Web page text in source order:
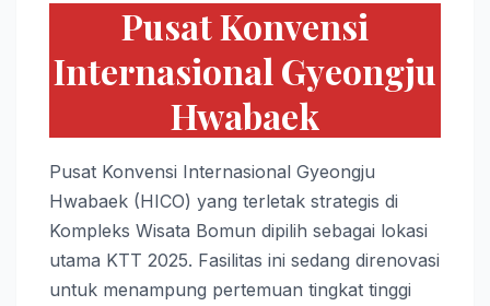
Pusat Konvensi
Internasional Gyeongju
Hwabaek
Pusat Konvensi Internasional Gyeongju
Hwabaek (HICO) yang terletak strategis di
Kompleks Wisata Bomun dipilih sebagai lokasi
utama KTT 2025. Fasilitas ini sedang direnovasi
untuk menampung pertemuan tingkat tinggi